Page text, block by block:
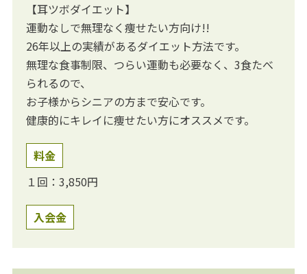
【耳ツボダイエット】
運動なしで無理なく痩せたい方向け!!
26年以上の実績があるダイエット方法です。
無理な食事制限、つらい運動も必要なく、3食たべ
られるので、
お子様からシニアの方まで安心です。
健康的にキレイに痩せたい方にオススメです。
料金
１回：3,850円
入会金